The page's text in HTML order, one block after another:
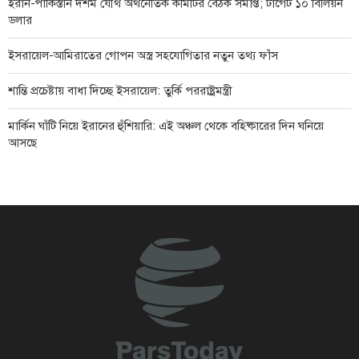
ইরান-পাকিস্তান দশম যৌথ অর্থনৈতিক কমিটির বৈঠক সমাপ্ত; টার্গেট ১০ বিলিয়ন
ডলার
ইসরায়েল-আমিরাতের গোপন অস্ত্র সহযোগিতার নতুন তথ্য ফাঁস
শান্তি প্রচেষ্টায় বাধা দিচ্ছে ইসরায়েল: তুর্কি পররাষ্ট্রমন্ত্রী
মার্কিন ঘাঁটি নিয়ে ইরানের হুঁশিয়ারি: এই অঞ্চল থেকে বহিষ্কারের দিন ঘনিয়ে
আসছে
দিল্লিতে সংবাদ সম্মেলনে শেখ হাসিনাকে কথা বলার অনুমতি দেওয়ায় ঢাকার
পশ্চিমবঙ্গে দুই দিনে ১,৫০০ মসজিদ ও মন্দিরের মাইক অপসারণ
ইয়েমেনের সেনাবাহিনীর হামলায় লোহিত সাগরে সৌদি তেলবাহী ট্যাংকার